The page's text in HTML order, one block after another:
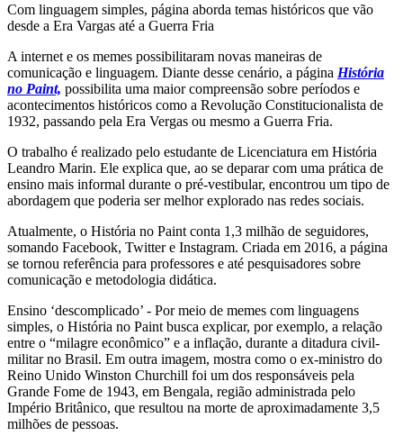
Com linguagem simples, página aborda temas históricos que vão
desde a Era Vargas até a Guerra Fria
A internet e os memes possibilitaram novas maneiras de
comunicação e linguagem. Diante desse cenário, a página História
no Paint, possibilita uma maior compreensão sobre períodos e
acontecimentos históricos como a Revolução Constitucionalista de
1932, passando pela Era Vergas ou mesmo a Guerra Fria.
O trabalho é realizado pelo estudante de Licenciatura em História
Leandro Marin. Ele explica que, ao se deparar com uma prática de
ensino mais informal durante o pré-vestibular, encontrou um tipo de
abordagem que poderia ser melhor explorado nas redes sociais.
Atualmente, o História no Paint conta 1,3 milhão de seguidores,
somando Facebook, Twitter e Instagram. Criada em 2016, a página
se tornou referência para professores e até pesquisadores sobre
comunicação e metodologia didática.
Ensino ‘descomplicado’ - Por meio de memes com linguagens
simples, o História no Paint busca explicar, por exemplo, a relação
entre o “milagre econômico” e a inflação, durante a ditadura civil-
militar no Brasil. Em outra imagem, mostra como o ex-ministro do
Reino Unido Winston Churchill foi um dos responsáveis pela
Grande Fome de 1943, em Bengala, região administrada pelo
Império Britânico, que resultou na morte de aproximadamente 3,5
milhões de pessoas.